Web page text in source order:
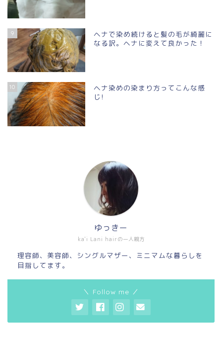
9
ヘナで染め続けると髪の毛が綺麗に
なる訳。ヘナに変えて良かった！
10
ヘナ染めの染まり方ってこんな感
じ!
ka'i Lani hairの一人親方
ゆっきー
理容師、美容師、シングルマザー、ミニマムな暮らしを
目指してます。
＼ Follow me ／